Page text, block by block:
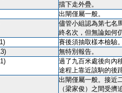
擋下走外疊。
出閘僅屬一般。
儘管小組認為第七名
終名次，但無論如何
賽後須抽取樣本檢驗。
無特別報告。
過了九百米處後向內
途程上靠近該駒的後
出閘僅屬一般。接近
（梁家俊）之間受